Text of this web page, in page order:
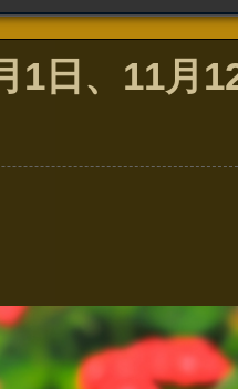
1日、11月